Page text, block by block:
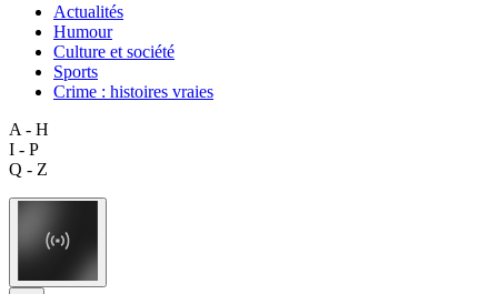
Actualités
Humour
Culture et société
Sports
Crime : histoires vraies
A - H
I - P
Q - Z